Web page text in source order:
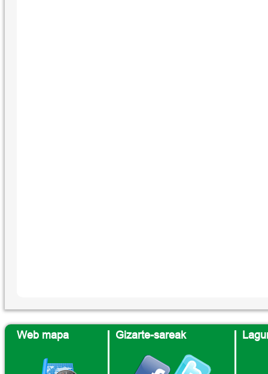
Web mapa Gizarte-sareak